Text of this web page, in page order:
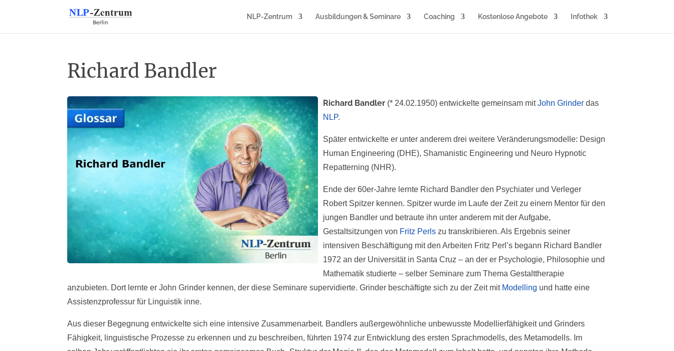
NLP-Zentrum Ausbildungen & Seminare Coaching Kostenlose Angebote Infothek
Richard Bandler
Richard Bandler (* 24.02.1950) entwickelte gemeinsam mitJohn Grinder das
NLP.
Später entwickelte er unter anderem drei weitere Veränderungsmodelle: Design
Human Engineering (DHE), Shamanistic Engineering und Neuro Hypnotic
Repatterning (NHR).
Ende der 60er-Jahre lernte Richard Bandler den Psychiater und Verleger
Robert Spitzer kennen. Spitzer wurde im Laufe der Zeit zu einem Mentor für den
jungen Bandler und betraute ihn unter anderem mit der Aufgabe,
Gestaltsitzungen von Fritz Perls zu transkribieren. Als Ergebnis seiner
intensiven Beschäftigung mit den Arbeiten Fritz Perl’s begann Richard Bandler
1972 an der Universität in Santa Cruz – an der er Psychologie, Philosophie und
Mathematik studierte – selber Seminare zum Thema Gestalttherapie
anzubieten. Dort lernte er John Grinder kennen, der diese Seminare supervidierte. Grinder beschäftigte sich zu der Zeit mit Modelling und hatte eine
Assistenzprofessur für Linguistik inne.
Aus dieser Begegnung entwickelte sich eine intensive Zusammenarbeit. Bandlers außergewöhnliche unbewusste Modellierfähigkeit und Grinders
Fähigkeit, linguistische Prozesse zu erkennen und zu beschreiben, führten 1974 zur Entwicklung des ersten Sprachmodells, des Metamodells. Im